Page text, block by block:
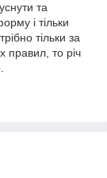
та
і тільки
тільки за
правил, то річ